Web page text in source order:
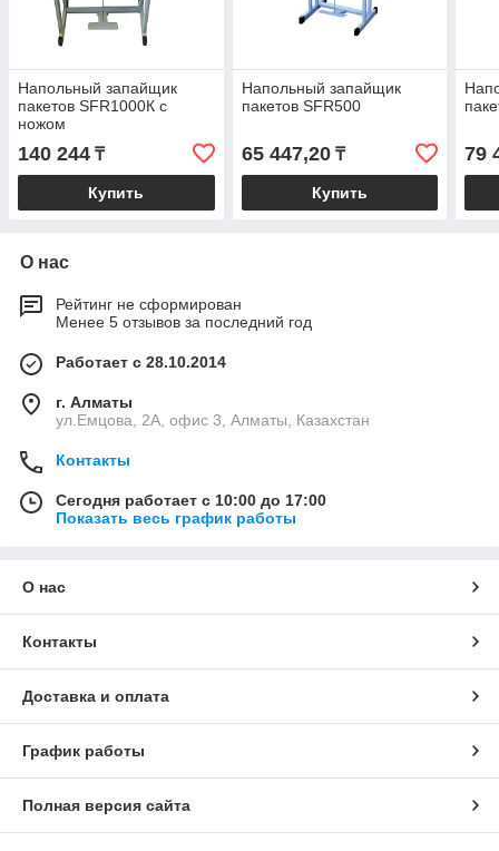
Напольный запайщик
пакетов SFR1000К с
ножом
140 244 ₸
Купить
Напольный запайщик
пакетов SFR500
65 447,20₸
Купить
79
О нас
Рейтинг не сформирован
Менее 5 отзывов за последний год
Работает с 28.10.2014
г. Алматы
ул.Емцова, 2А, офис 3, Алматы, Казахстан
Контакты
Сегодня работает с 10:00 до 17:00
Показать весь график работы
О нас
Контакты
Доставка и оплата
График работы
Полная версия сайта